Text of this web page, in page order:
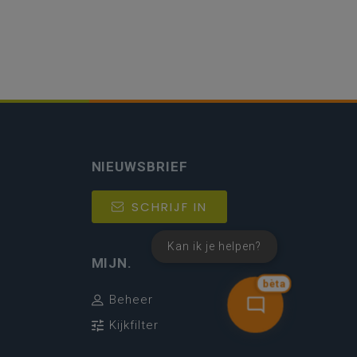
bèta
Kan ik je helpen?
NIEUWSBRIEF
SCHRIJF IN
MIJN.
Beheer
Kijkfilter